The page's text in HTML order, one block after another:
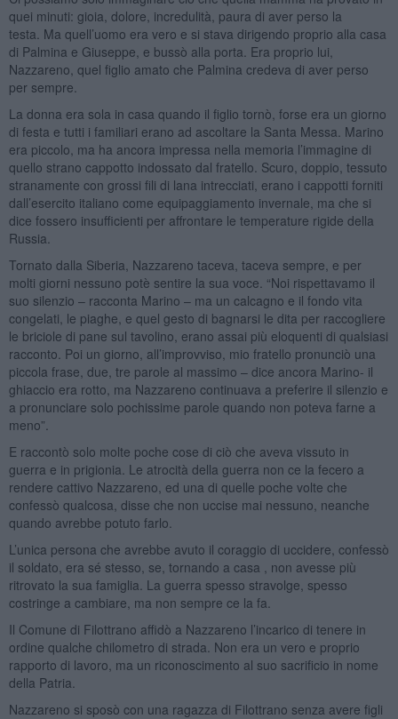
quei minuti: gioia, dolore, incredulità, paura di aver perso la
testa. Ma quell’uomo era vero e si stava dirigendo proprio alla casa
di Palmina e Giuseppe, e bussò alla porta. Era proprio lui,
Nazzareno, quel figlio amato che Palmina credeva di aver perso
per sempre.
La donna era sola in casa quando il figlio tornò, forse era un giorno
di festa e tutti i familiari erano ad ascoltare la Santa Messa. Marino
era piccolo, ma ha ancora impressa nella memoria l’immagine di
quello strano cappotto indossato dal fratello. Scuro, doppio, tessuto
stranamente con grossi fili di lana intrecciati, erano i cappotti forniti
dall’esercito italiano come equipaggiamento invernale, ma che si
dice fossero insufficienti per affrontare le temperature rigide della
Russia.
Tornato dalla Siberia, Nazzareno taceva, taceva sempre, e per
molti giorni nessuno potè sentire la sua voce. “Noi rispettavamo il
suo silenzio – racconta Marino – ma un calcagno e il fondo vita
congelati, le piaghe, e quel gesto di bagnarsi le dita per raccogliere
le briciole di pane sul tavolino, erano assai più eloquenti di qualsiasi
racconto. Poi un giorno, all’improvviso, mio fratello pronunciò una
piccola frase, due, tre parole al massimo – dice ancora Marino- il
ghiaccio era rotto, ma Nazzareno continuava a preferire il silenzio e
a pronunciare solo pochissime parole quando non poteva farne a
meno”.
E raccontò solo molte poche cose di ciò che aveva vissuto in
guerra e in prigionia. Le atrocità della guerra non ce la fecero a
rendere cattivo Nazzareno, ed una di quelle poche volte che
confessò qualcosa, disse che non uccise mai nessuno, neanche
quando avrebbe potuto farlo.
L’unica persona che avrebbe avuto il coraggio di uccidere, confessò
il soldato, era sé stesso, se, tornando a casa , non avesse più
ritrovato la sua famiglia. La guerra spesso stravolge, spesso
costringe a cambiare, ma non sempre ce la fa.
Il Comune di Filottrano affidò a Nazzareno l’incarico di tenere in
ordine qualche chilometro di strada. Non era un vero e proprio
rapporto di lavoro, ma un riconoscimento al suo sacrificio in nome
della Patria.
Nazzareno si sposò con una ragazza di Filottrano senza avere figli